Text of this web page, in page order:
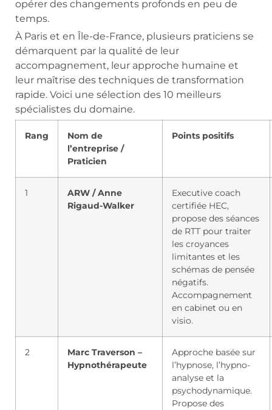
opérer des changements profonds en peu de
temps.
À Paris et en Île-de-France, plusieurs praticiens se
démarquent par la qualité de leur
accompagnement, leur approche humaine et
leur maîtrise des techniques de transformation
rapide. Voici une sélection des 10 meilleurs
spécialistes du domaine.
Rang
Nom de
l’entreprise /
Praticien
Points positifs
1
ARW / Anne
Rigaud-Walker
Executive coach
certifiée HEC,
propose des séances
de RTT pour traiter
les croyances
limitantes et les
schémas de pensée
négatifs.
Accompagnement
en cabinet ou en
visio.
2
Marc Traverson –
Hypnothérapeute
Approche basée sur
l’hypnose, l’hypno-
analyse et la
psychodynamique.
Propose des